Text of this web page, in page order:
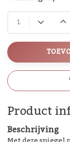
Product
Beschrijving